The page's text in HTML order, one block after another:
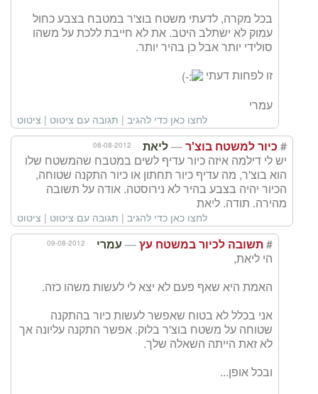
בכל מקרה, לדעתי משטח בוצ'ר במטבח בצבע כחול
עמוק לא ישתלב היטב. את לא חייבת ללכת על משהו
סולידי יותר אבל כן בהיר יותר.
זו לפחות דעתי
עמרי
לחצו כאן כדי להגיב | תגובה עם ציטוט | ציטוט
# כיור למשטח בוצ'ר — ליאת 08-08-2012
יש לי דילמה איזה כיור עדיף לשים במטבח שהמשטח שלו
הוא בוצ'ר, מה עדיף כיור תחתון או כיור התקנה שטוחה,
הכיור יהיה בצבע בהיר לא נירוסטה. אודה על תשובה
מהירה. תודה. ליאת
לחצו כאן כדי להגיב | תגובה עם ציטוט | ציטוט
# תשובה לכיור במשטח עץ — עמרי 09-08-2012
הי ליאת,
האמת היא שאף פעם לא יצא לי לעשות משהו כזה.
אני בכלל לא בטוח שאפשר לעשות כיור בהתקנה
שטוחה על משטח בוצ'ר בלוק. אפשר התקנה עליונה אך
לא זאת הייתה השאלה שלך.
ובכל אופן...